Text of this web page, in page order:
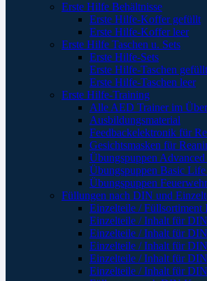
Erste Hilfe Behältnisse
Erste Hilfe-Koffer gefüllt
Erste Hilfe-Koffer leer
Erste Hilfe Taschen u. Sets
Erste Hilfe-Sets
Erste Hilfe-Taschen gefüllt
Erste Hilfe-Taschen leer
Erste Hilfe-Training
Alle AED Trainer im
Ausbildungsmaterial
Feedbackelektronik für
Gesichtsmasken für
Übungspuppen
Übungspuppen Basic
Übungspuppen Feuerwehr
Füllungen nach DIN und
Einzelteile / Füllsortiment
Einzelteile / Inhalt für
Einzelteile / Inhalt für
Einzelteile / Inhalt für
Einzelteile / Inhalt für
Einzelteile / Inhalt für